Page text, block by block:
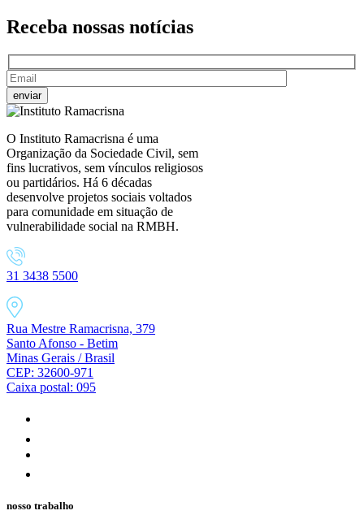
Receba nossas notícias
O Instituto Ramacrisna é uma
Organização da Sociedade Civil, sem
fins lucrativos, sem vínculos religiosos
ou partidários. Há 6 décadas
desenvolve projetos sociais voltados
para comunidade em situação de
vulnerabilidade social na RMBH.
31 3438 5500
Rua Mestre Ramacrisna, 379
Santo Afonso - Betim
Minas Gerais / Brasil
CEP: 32600-971
Caixa postal: 095
nosso trabalho